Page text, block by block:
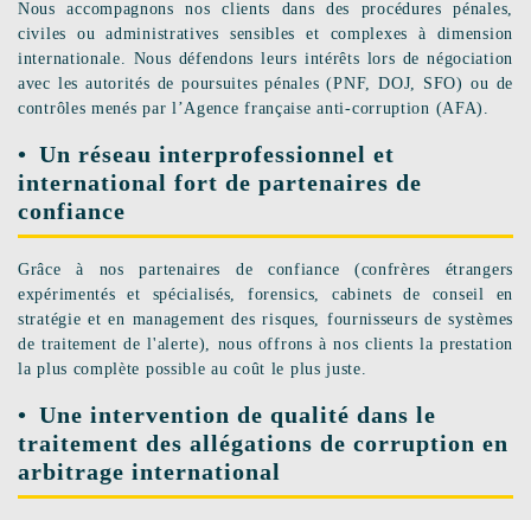
Nous accompagnons nos clients dans des procédures pénales,
civiles ou administratives sensibles et complexes à dimension
internationale. Nous défendons leurs intérêts lors de négociation
avec les autorités de poursuites pénales (PNF, DOJ, SFO) ou de
contrôles menés par l’Agence française anti-corruption (AFA).
Un réseau interprofessionnel et
international fort de partenaires de
confiance
Grâce à nos partenaires de confiance (confrères étrangers
expérimentés et spécialisés, forensics, cabinets de conseil en
stratégie et en management des risques, fournisseurs de systèmes
de traitement de l'alerte), nous offrons à nos clients la prestation
la plus complète possible au coût le plus juste.
Une intervention de qualité dans le
traitement des allégations de corruption en
arbitrage international